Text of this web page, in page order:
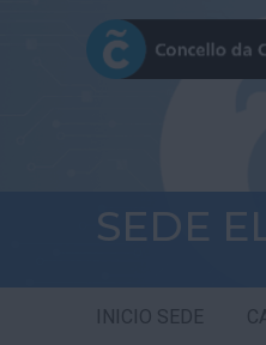
SEDE
INICIO SEDE